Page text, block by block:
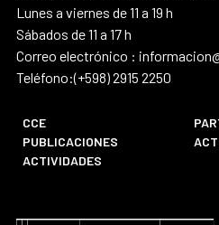
Lunes a viernes de 11 a 19 h
Sábados de 11 a 17 h
Correo electrónico :
Teléfono:(+598) 2915 2250
CCE
PUBLICACIONES
ACTIVIDADES